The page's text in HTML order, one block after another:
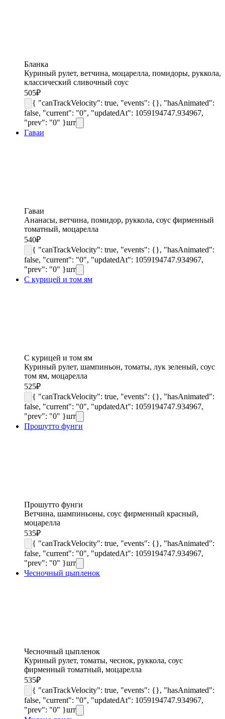
Бланка
Куриный рулет, ветчина, моцарелла, помидоры, руккола,
классический сливочный соус
505₽
{ "canTrackVelocity": true, "events": {}, "hasAnimated":
false, "current": "0", "updatedAt": 1059194747.934967,
"prev": "0" }шт
Гаваи
Гаваи
Ананасы, ветчина, помидор, руккола, соус фирменный
томатный, моцарелла
540₽
{ "canTrackVelocity": true, "events": {}, "hasAnimated":
false, "current": "0", "updatedAt": 1059194747.934967,
"prev": "0" }шт
С курицей и том ям
С курицей и том ям
Куриный рулет, шампиньон, томаты, лук зеленый, соус
том ям, моцарелла
525₽
{ "canTrackVelocity": true, "events": {}, "hasAnimated":
false, "current": "0", "updatedAt": 1059194747.934967,
"prev": "0" }шт
Прошутто фунги
Прошутто фунги
Ветчина, шампиньоны, соус фирменный красный,
моцарелла
535₽
{ "canTrackVelocity": true, "events": {}, "hasAnimated":
false, "current": "0", "updatedAt": 1059194747.934967,
"prev": "0" }шт
Чесночный цыпленок
Чесночный цыпленок
Куриный рулет, томаты, чеснок, руккола, соус
фирменный томатный, моцарелла
535₽
{ "canTrackVelocity": true, "events": {}, "hasAnimated":
false, "current": "0", "updatedAt": 1059194747.934967,
"prev": "0" }шт